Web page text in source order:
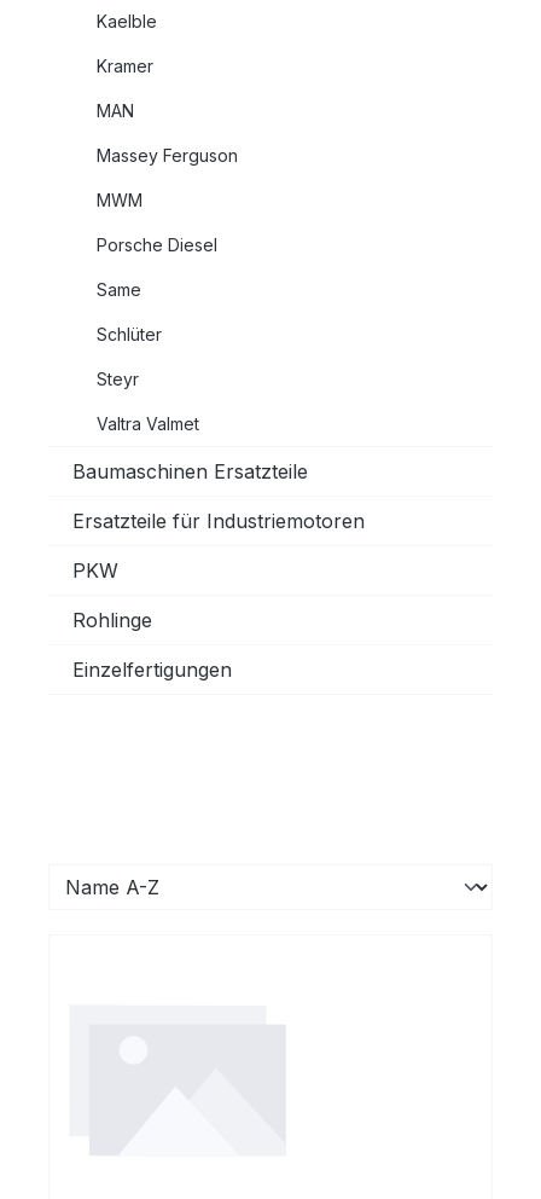
Kaelble
Kramer
MAN
Massey Ferguson
MWM
Porsche Diesel
Same
Schlüter
Steyr
Valtra Valmet
Baumaschinen Ersatzteile
Ersatzteile für Industriemotoren
PKW
Rohlinge
Einzelfertigungen